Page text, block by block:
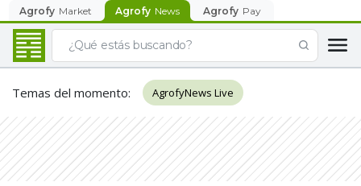
Agrofy Market Agrofy News Agrofy Pay
Temas del momento: AgrofyNews Live